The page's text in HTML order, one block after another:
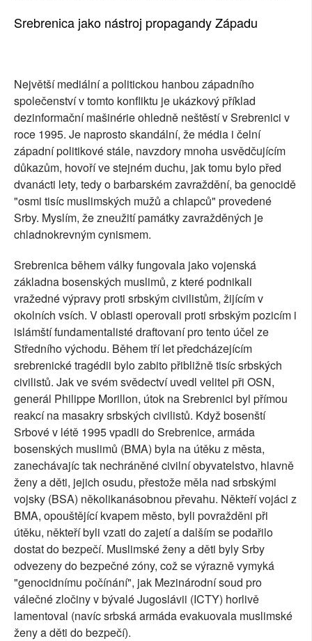
Srebrenica jako nástroj propagandy Západu
Největší mediální a politickou hanbou západního
společenství v tomto konfliktu je ukázkový příklad
dezinformační mašinérie ohledně neštěstí v Srebrenici v
roce 1995. Je naprosto skandální, že média i čelní
západní politikové stále, navzdory mnoha usvědčujícím
důkazům, hovoří ve stejném duchu, jak tomu bylo před
dvanácti lety, tedy o barbarském zavraždění, ba genocidě
"osmi tisíc muslimských mužů a chlapců" provedené
Srby. Myslím, že zneužití památky zavražděných je
chladnokrevným cynismem.
Srebrenica během války fungovala jako vojenská
základna bosenských muslimů, z které podnikali
vražedné výpravy proti srbským civilistům, žijícím v
okolních vsích. V oblasti operovali proti srbským pozicím i
islámští fundamentalisté draftovaní pro tento účel ze
Středního východu. Během tří let předcházejícím
srebrenické tragédii bylo zabito přibližně tisíc srbských
civilistů. Jak ve svém svědectví uvedl velitel při OSN,
generál Philippe Morillon, útok na Srebrenici byl přímou
reakcí na masakry srbských civilistů. Když bosenští
Srbové v létě 1995 vpadli do Srebrenice, armáda
bosenských muslimů (BMA) byla na útěku z města,
zanechávajíc tak nechráněné civilní obyvatelstvo, hlavně
ženy a děti, jejich osudu, přestože měla nad srbskými
vojsky (BSA) několikanásobnou převahu. Někteří vojáci z
BMA, opouštějící kvapem město, byli povražděni při
útěku, někteří byli vzati do zajetí a dalším se podařilo
dostat do bezpečí. Muslimské ženy a děti byly Srby
odvezeny do bezpečné zóny, což se výrazně vymyká
"genocidnímu počínání", jak Mezinárodní soud pro
válečné zločiny v bývalé Jugoslávii (ICTY) horlivě
lamentoval (navíc srbská armáda evakuovala muslimské
ženy a děti do bezpečí).